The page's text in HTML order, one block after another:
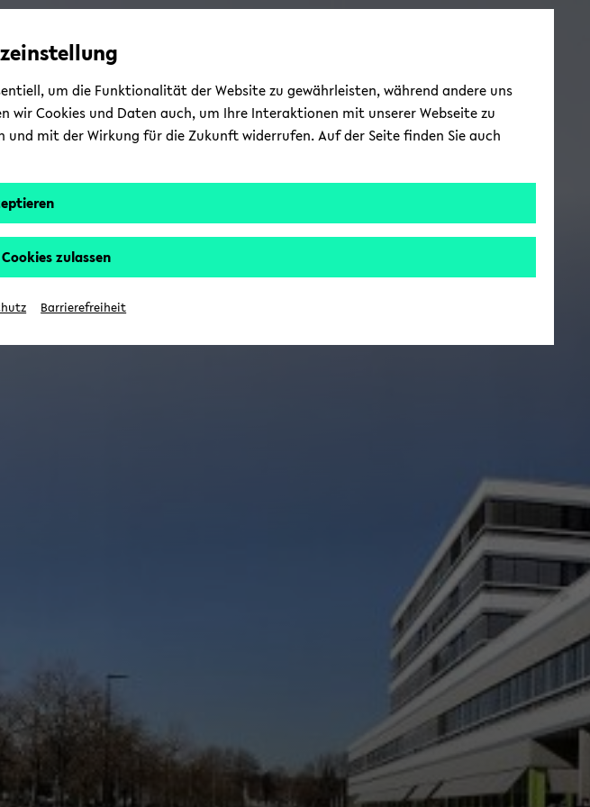
um die Funktionalität der Website zu gewährleisten, während andere uns
wir Cookies und Daten auch, um Ihre Interaktionen mit unserer Webseite zu
und mit der Wirkung für die Zukunft widerrufen. Auf der Seite finden Sie auch
zulassen
Barrierefreiheit